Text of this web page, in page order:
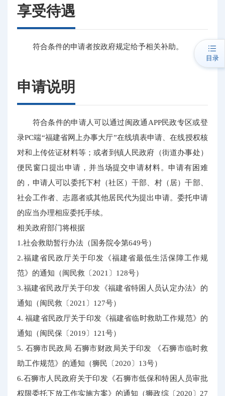
享受待遇
符合条件的申请者按政府规定给予相关补助。
申请说明
符合条件的申请人可以通过闽政通APP民政专区或登
录PC端“福建省网上办事大厅”在线填表申请、在线授权核
对和上传佐证材料等；或者到镇人民政府（街道办事处）
便民窗口提出申请，并当场提交申请材料。申请有困难
的，申请人可以委托下村（社区）干部、村（居）干部、
社会工作者、志愿者或其他居民代为提出申请。委托申请
的应当办理相应委托手续。
相关政府部门将根据
1.社会救助暂行办法（国务院令第649号）
2.福建省民政厅关于印发《福建省最低生活保障工作规
范》的通知（闽民救〔2021〕128号）
3.福建省民政厅关于印发《福建省特困人员认定办法》的
通知（闽民救〔2021〕127号）
4. 福建省民政厅关于印发《福建省临时救助工作规范》的
通知（闽民保〔2019〕121号）
5. 石狮市民政局 石狮市财政局关于印发 《石狮市临时救
助工作规范》的通知（狮民〔2020〕13号）
6.石狮市人民政府关于印发《石狮市低保和特困人员审批
权限委托下放工作实施方案》的通知（狮政综〔2020〕27
目录